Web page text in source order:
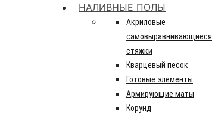
НАЛИВНЫЕ ПОЛЫ
Акриловые
самовыравнивающиеся
стяжки
Кварцевый песок
Готовые элементы
Армирующие маты
Корунд